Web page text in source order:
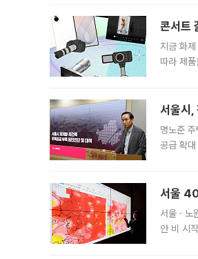
콘서트
지금 화
따라 제
서울시
명노준
공급 확
서울
서울ㆍ
안 비 시